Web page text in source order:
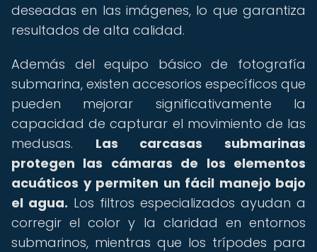
deseadas en las imágenes, lo que garantiza
resultados de alta calidad.
Además del equipo básico de fotografía
submarina, existen accesorios específicos que
pueden mejorar significativamente la
capacidad de capturar el movimiento de las
medusas. Las carcasas submarinas
protegen las cámaras de los elementos
acuáticos y permiten un fácil manejo bajo
el agua. Los filtros especializados ayudan a
corregir el color y la claridad en entornos
submarinos, mientras que los trípodes para